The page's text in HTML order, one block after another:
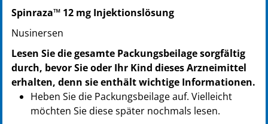
GTIN: 05713219500760
Spinraza™ 12 mg Injektionslösung
Nusinersen
Lesen Sie die gesamte Packungsbeilage sorgfältig
durch, bevor Sie oder Ihr Kind dieses Arzneimittel
erhalten, denn sie enthält wichtige Informationen.
Heben Sie die Packungsbeilage auf. Vielleicht
möchten Sie diese später nochmals lesen.